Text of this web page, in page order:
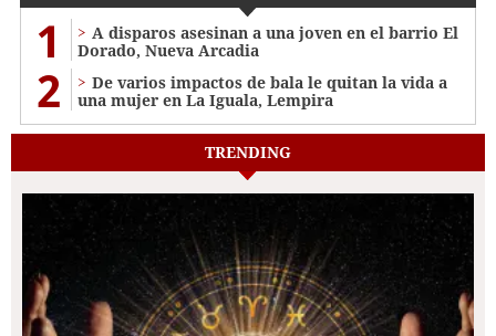
1
A disparos asesinan a una joven en el barrio El
Dorado, Nueva Arcadia
2
De varios impactos de bala le quitan la vida a
una mujer en La Iguala, Lempira
TRENDING